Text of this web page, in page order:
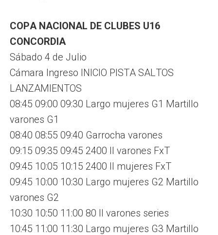
COPA NACIONAL DE CLUBES U16
CONCORDIA
Sábado 4 de Julio
Cámara Ingreso INICIO PISTA SALTOS
LANZAMIENTOS
08:45 09:00 09:30 Largo mujeres G1 Martillo
varones G1
08:40 08:55 09:40 Garrocha varones
09:15 09:35 09:45 2400 ll varones FxT
09:45 10:05 10:15 2400 ll mujeres FxT
09:45 10:00 10:30 Largo mujeres G2 Martillo
varones G2
10:30 10:50 11:00 80 ll varones series
10:45 11:00 11:30 Largo mujeres G3 Martillo